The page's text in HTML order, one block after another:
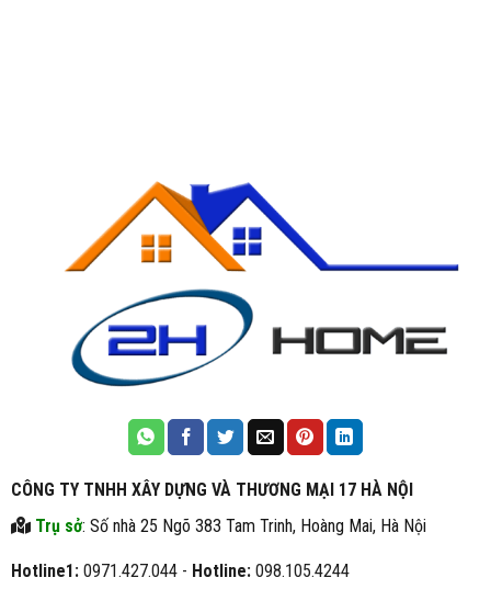
CÔNG TY TNHH XÂY DỰNG VÀ THƯƠNG MẠI 17 HÀ NỘI
Trụ sở: Số nhà 25 Ngõ 383 Tam Trinh, Hoàng Mai, Hà Nội
Hotline1:0971.427.044 - Hotline:098.105.4244